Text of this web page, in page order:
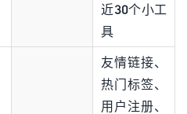
近30个小工
具
友情链接、
热门标签、
用户注册、